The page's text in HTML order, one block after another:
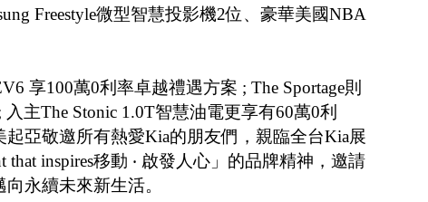
Freestyle微型智慧投影機2位、豪華美國NBA
享100萬0利率卓越禮遇方案 ; The Sportage則
主The Stonic 1.0T智慧油電更享有60萬0利
亞敬邀所有熱愛Kia的朋友們，親臨全台Kia展
that inspires移動 ‧ 啟發人心」的品牌精神，邀請
永續未來新生活。